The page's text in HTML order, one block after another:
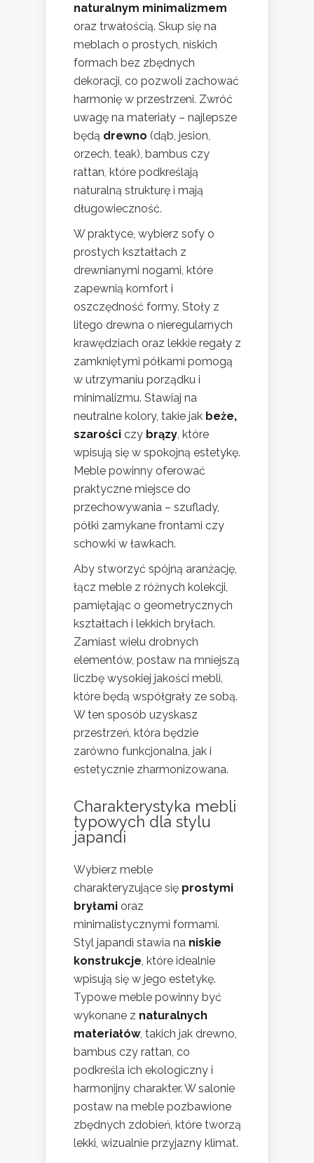
naturalnym minimalizmem
oraz trwałością. Skup się na
meblach o prostych, niskich
formach bez zbędnych
dekoracji, co pozwoli zachować
harmonię w przestrzeni. Zwróć
uwagę na materiały – najlepsze
będą drewno (dąb, jesion,
orzech, teak), bambus czy
rattan, które podkreślają
naturalną strukturę i mają
długowieczność.
W praktyce, wybierz sofy o
prostych kształtach z
drewnianymi nogami, które
zapewnią komfort i
oszczędność formy. Stoły z
litego drewna o nieregularnych
krawędziach oraz lekkie regały z
zamkniętymi półkami pomogą
w utrzymaniu porządku i
minimalizmu. Stawiaj na
neutralne kolory, takie jak beże,
szarości czy brązy, które
wpisują się w spokojną estetykę.
Meble powinny oferować
praktyczne miejsce do
przechowywania – szuflady,
półki zamykane frontami czy
schowki w ławkach.
Aby stworzyć spójną aranżację,
łącz meble z różnych kolekcji,
pamiętając o geometrycznych
kształtach i lekkich bryłach.
Zamiast wielu drobnych
elementów, postaw na mniejszą
liczbę wysokiej jakości mebli,
które będą współgrały ze sobą.
W ten sposób uzyskasz
przestrzeń, która będzie
zarówno funkcjonalna, jak i
estetycznie zharmonizowana.
Charakterystyka mebli
typowych dla stylu
japandi
Wybierz meble
charakteryzujące się prostymi
bryłami oraz
minimalistycznymi formami.
Styl japandi stawia na niskie
konstrukcje, które idealnie
wpisują się w jego estetykę.
Typowe meble powinny być
wykonane z naturalnych
materiałów, takich jak drewno,
bambus czy rattan, co
podkreśla ich ekologiczny i
harmonijny charakter. W salonie
postaw na meble pozbawione
zbędnych zdobień, które tworzą
lekki, wizualnie przyjazny klimat.